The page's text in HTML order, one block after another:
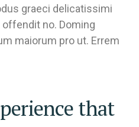
graeci delicatissimi
no. Doming
maiorum pro ut. Errem
that